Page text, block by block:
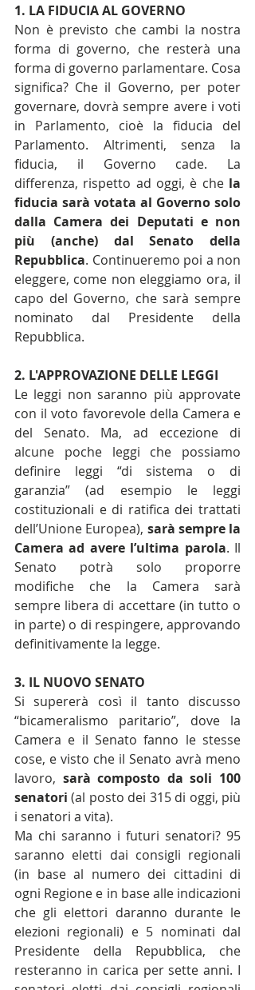
1. LA FIDUCIA AL GOVERNO
Non è previsto che cambi la nostra
forma di governo, che resterà una
forma di governo parlamentare. Cosa
significa? Che il Governo, per poter
governare, dovrà sempre avere i voti
in Parlamento, cioè la fiducia del
Parlamento. Altrimenti, senza la
fiducia, il Governo cade. La
differenza, rispetto ad oggi, è che la
fiducia sarà votata al Governo solo
dalla Camera dei Deputati e non
più (anche) dal Senato della
Repubblica. Continueremo poi a non
eleggere, come non eleggiamo ora, il
capo del Governo, che sarà sempre
nominato dal Presidente della
Repubblica.
2. L'APPROVAZIONE DELLE LEGGI
Le leggi non saranno più approvate
con il voto favorevole della Camera e
del Senato. Ma, ad eccezione di
alcune poche leggi che possiamo
definire leggi “di sistema o di
garanzia” (ad esempio le leggi
costituzionali e di ratifica dei trattati
dell’Unione Europea), sarà sempre la
Camera ad avere l’ultima parola. Il
Senato potrà solo proporre
modifiche che la Camera sarà
sempre libera di accettare (in tutto o
in parte) o di respingere, approvando
definitivamente la legge.
3. IL NUOVO SENATO
Si supererà così il tanto discusso
“bicameralismo paritario”, dove la
Camera e il Senato fanno le stesse
cose, e visto che il Senato avrà meno
lavoro, sarà composto da soli 100
senatori (al posto dei 315 di oggi, più
i senatori a vita).
Ma chi saranno i futuri senatori? 95
saranno eletti dai consigli regionali
(in base al numero dei cittadini di
ogni Regione e in base alle indicazioni
che gli elettori daranno durante le
elezioni regionali) e 5 nominati dal
Presidente della Repubblica, che
resteranno in carica per sette anni. I